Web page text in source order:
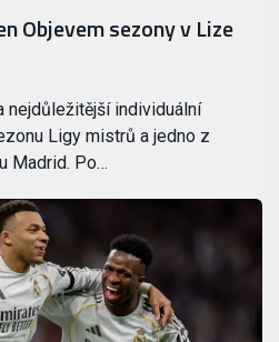
Objevem sezony v Lize
nejdůležitější individuální
Ligy mistrů a jedno z
Madrid. Po…